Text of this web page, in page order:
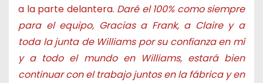
a la parte delantera. Daré el 100% como siempre
para el equipo, Gracias a Frank, a Claire y a
toda la junta de Williams por su confianza en mí
y a todo el mundo en Williams, estará bien
continuar con el trabajo juntos en la fábrica y en